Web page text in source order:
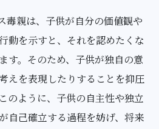
毒親は、子供が自分の価値観や
動を示すと、それを認めたくな
す。そのため、子供が独自の意
えを表現したりすることを抑圧
のように、子供の自主性や独立
自己確立する過程を妨げ、将来